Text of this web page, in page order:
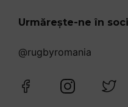
Urmărește-ne în
@rugbyromania